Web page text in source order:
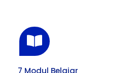
7 Modul Belajar